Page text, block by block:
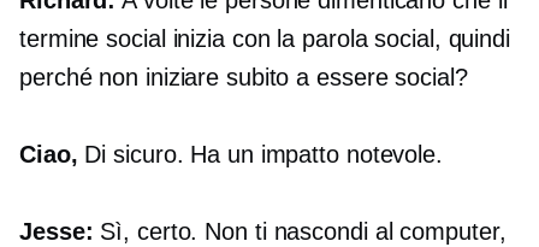
termine social inizia con la parola social, quindi
perché non iniziare subito a essere social?
Ciao, Di sicuro. Ha un impatto notevole.
Jesse: Sì, certo. Non ti nascondi al computer,